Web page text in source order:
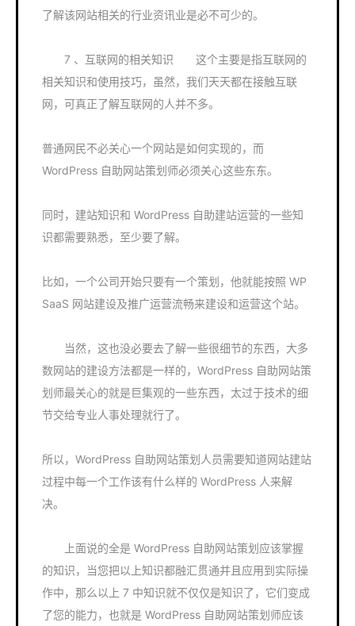
了解该网站相关的行业资讯业是必不可少的。
7 、互联网的相关知识 这个主要是指互联网的
相关知识和使用技巧，虽然，我们天天都在接触互联
网，可真正了解互联网的人并不多。
普通网民不必关心一个网站是如何实现的，而
WordPress 自助网站策划师必须关心这些东东。
同时，建站知识和 WordPress 自助建站运营的一些知
识都需要熟悉，至少要了解。
比如，一个公司开始只要有一个策划，他就能按照 WP
SaaS 网站建设及推广运营流畅来建设和运营这个站。
当然，这也没必要去了解一些很细节的东西，大多
数网站的建设方法都是一样的，WordPress 自助网站策
划师最关心的就是巨集观的一些东西，太过于技术的细
节交给专业人事处理就行了。
所以，WordPress 自助网站策划人员需要知道网站建站
过程中每一个工作该有什么样的 WordPress 人来解
决。
上面说的全是 WordPress 自助网站策划应该掌握
的知识，当您把以上知识都融汇贯通并且应用到实际操
作中，那么以上 7 中知识就不仅仅是知识了，它们变成
了您的能力，也就是 WordPress 自助网站策划师应该